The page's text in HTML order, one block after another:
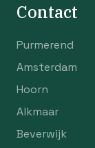
Contact
Purmerend
Amsterdam
Hoorn
Alkmaar
Beverwijk